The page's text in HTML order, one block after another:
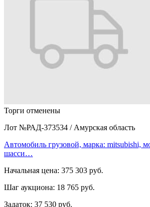
Торги отменены
Лот №РАД-373534 / Амурская область
Автомобиль грузовой, марка: mitsubishi,
шасси…
Начальная цена: 375 303 руб.
Шаг аукциона: 18 765 руб.
Задаток: 37 530 руб.